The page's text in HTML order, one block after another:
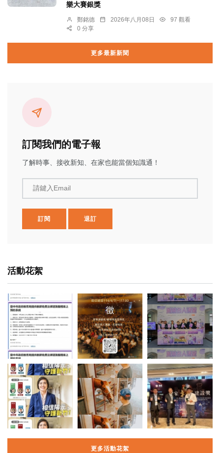
樂大賽銀獎
鄭銘德 2026年八月08日
97 觀看
0 分享
更多最新新聞
訂閱我們的電子報
了解時事、接收新知、在家也能當個知識通！
請鍵入Email
訂閱 退訂
活動花絮
更多活動花絮